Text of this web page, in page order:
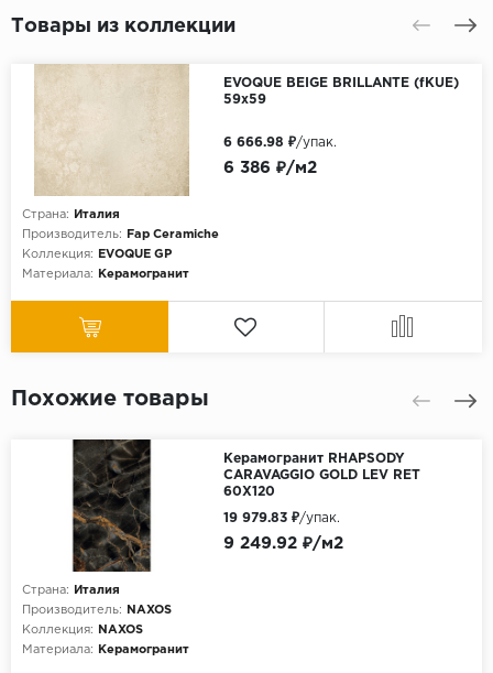
Товары из коллекции
EVOQUE BEIGE BRILLANTE (fKUE)
59x59
Страна:
Италия
Производитель:
Fap Ceramiche
Коллекция:
EVOQUE GP
Материала:
Керамогранит
6 386 ₽/м2
6 666.98 ₽/упак.
Похожие товары
Керамогранит RHAPSODY
CARAVAGGIO GOLD LEV RET
60X120
Страна:
Италия
Производитель:
NAXOS
Коллекция:
NAXOS
Материала:
Керамогранит
9 249.92 ₽/м2
19 979.83 ₽/упак.